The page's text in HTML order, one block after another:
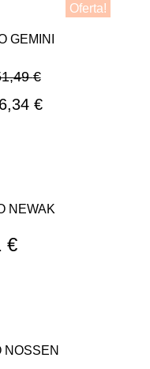
Oferta!
GEMINI
€
€
NEWAK
€
NOSSEN